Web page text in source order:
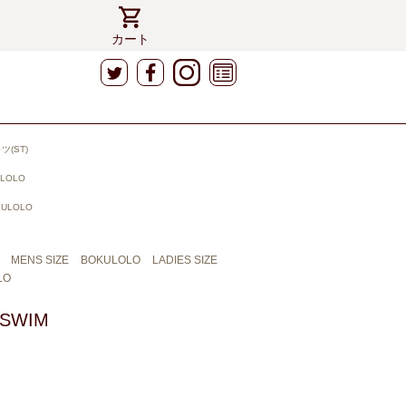
カート
ツ(ST)
MENS SIZE BOKULOLO
LADIES SIZE